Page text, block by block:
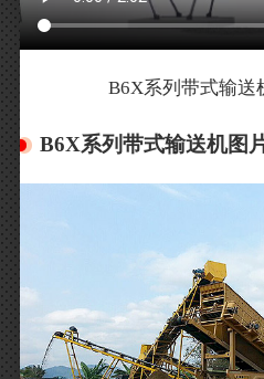
B6X系列带式输送
B6X系列带式输送机图